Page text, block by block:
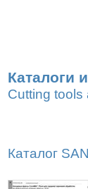
Каталоги
Cutting tools
Каталог